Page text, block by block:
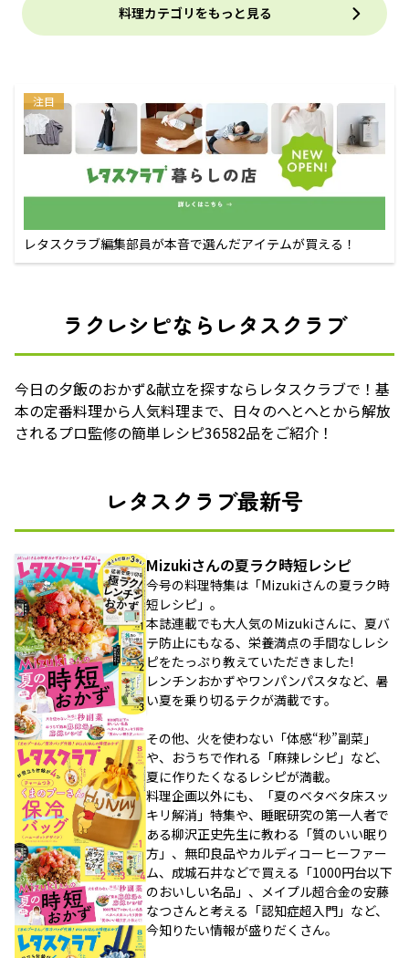
料理カテゴリをもっと見る
注目
レタスクラブ編集部員が本音で選んだアイテムが買える！
ラクレシピならレタスクラブ
今日の夕飯のおかず&献立を探すならレタスクラブで！基
本の定番料理から人気料理まで、日々のへとへとから解放
されるプロ監修の簡単レシピ36582品をご紹介！
レタスクラブ最新号
Mizukiさんの夏ラク時短レシピ
今号の料理特集は「Mizukiさんの夏ラク時
短レシピ」。
本誌連載でも大人気のMizukiさんに、夏バ
テ防止にもなる、栄養満点の手間なしレシ
ピをたっぷり教えていただきました!
レンチンおかずやワンパンパスタなど、暑
い夏を乗り切るテクが満載です。
その他、火を使わない「体感“秒”副菜」
や、おうちで作れる「麻辣レシピ」など、
夏に作りたくなるレシピが満載。
料理企画以外にも、「夏のベタベタ床スッ
キリ解消」特集や、睡眠研究の第一人者で
ある柳沢正史先生に教わる「質のいい眠り
方」、無印良品やカルディコーヒーファー
ム、成城石井などで買える「1000円台以下
のおいしい名品」、メイプル超合金の安藤
なつさんと考える「認知症超入門」など、
今知りたい情報が盛りだくさん。